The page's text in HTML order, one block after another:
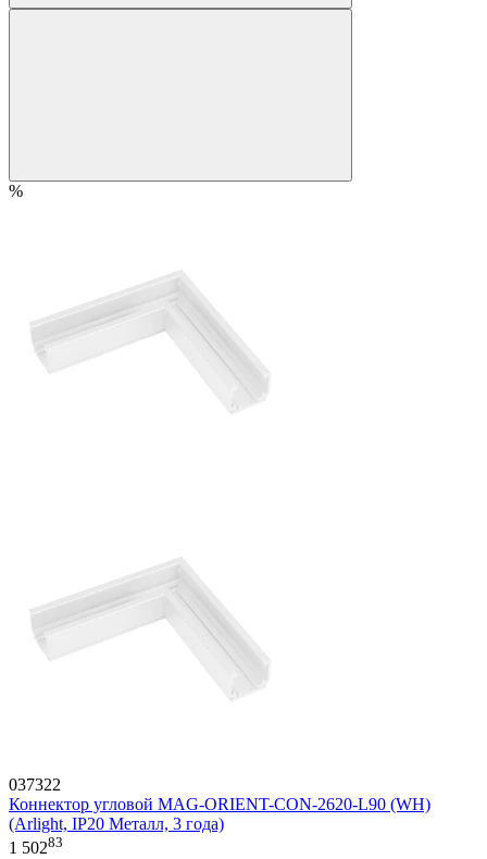
%
037322
Коннектор угловой MAG-ORIENT-CON-2620-L90 (WH)
(Arlight, IP20 Металл, 3 года)
1 50283